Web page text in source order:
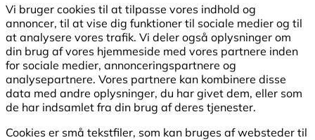
Vi bruger cookies til at tilpasse vores indhold og
annoncer, til at vise dig funktioner til sociale medier og til
at analysere vores trafik. Vi deler også oplysninger om
din brug af vores hjemmeside med vores partnere inden
for sociale medier, annonceringspartnere og
analysepartnere. Vores partnere kan kombinere disse
data med andre oplysninger, du har givet dem, eller som
de har indsamlet fra din brug af deres tjenester.
Cookies er små tekstfiler, som kan bruges af websteder til